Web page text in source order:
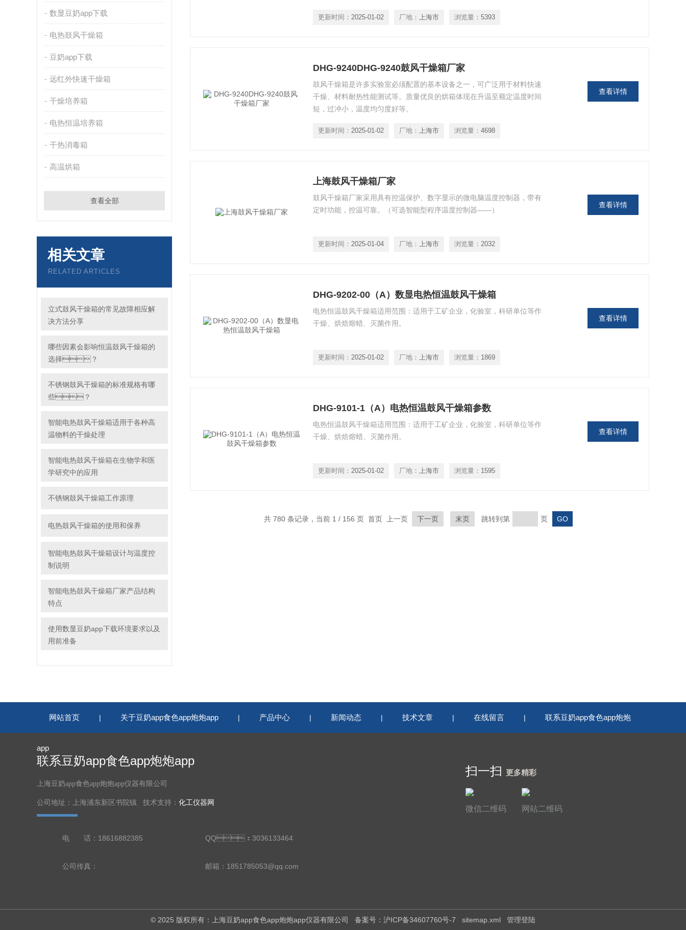
数显豆奶app下载
电热鼓风干燥箱
豆奶app下载
远红外快速干燥箱
干燥培养箱
电热恒温培养箱
干热消毒箱
高温烘箱
查看全部
相关文章
RELATED ARTICLES
立式鼓风干燥箱的常见故障相应解
决方法分享
哪些因素会影响恒温鼓风干燥箱的
选择？
不锈钢鼓风干燥箱的标准规格有哪
些？
智能电热鼓风干燥箱适用于各种高
温物料的干燥处理
智能电热鼓风干燥箱在生物学和医
学研究中的应用
不锈钢鼓风干燥箱工作原理
电热鼓风干燥箱的使用和保养
智能电热鼓风干燥箱设计与温度控
制说明
智能电热鼓风干燥箱厂家产品结构
特点
使用数显豆奶app下载环境要求以及
用前准备
更新时间： 2025-01-02 厂地： 上海市 浏览量： 5393
DHG-9240DHG-9240鼓风干燥箱厂家
鼓风干燥箱是许多实验室必须配置的基本设备之一，可广泛用于材料快速
干燥、材料耐热性能测试等。质量优良的烘箱体现在升温至额定温度时间
短，过冲小，温度均匀度好等。
更新时间： 2025-01-02 厂地： 上海市 浏览量： 4698
查看详情
上海鼓风干燥箱厂家
鼓风干燥箱厂家采用具有控温保护、数字显示的微电脑温度控制器，带有
定时功能，控温可靠。（可选智能型程序温度控制器——）
更新时间： 2025-01-04 厂地： 上海市 浏览量： 2032
查看详情
DHG-9202-00（A）数显电热恒温鼓风干燥箱
电热恒温鼓风干燥箱适用范围：适用于工矿企业，化验室，科研单位等作
干燥、烘焙熔蜡、灭菌作用。
更新时间： 2025-01-02 厂地： 上海市 浏览量： 1869
查看详情
DHG-9101-1（A）电热恒温鼓风干燥箱参数
电热恒温鼓风干燥箱适用范围：适用于工矿企业，化验室，科研单位等作
干燥、烘焙熔蜡、灭菌作用。
更新时间： 2025-01-02 厂地： 上海市 浏览量： 1595
查看详情
共 780 条记录，当前 1 / 156 页 首页 上一页 下一页 末页 跳转到第 页
网站首页 | 关于豆奶app食色app炮炮app | 产品中心 | 新闻动态 | 技术文章 | 在线留言 | 联系豆奶app食色app炮炮
app
联系豆奶app食色app炮炮app
上海豆奶app食色app炮炮app仪器有限公司
公司地址：上海浦东新区书院镇 技术支持： 化工仪器网
电 话：18616882385 QQ：3036133464
公司传真： 邮箱：1851785053@qq.com
扫一扫 更多精彩
微信二维码 网站二维码
© 2025 版权所有：上海豆奶app食色app炮炮app仪器有限公司 备案号：沪ICP备34607760号-7 sitemap.xml 管理登陆